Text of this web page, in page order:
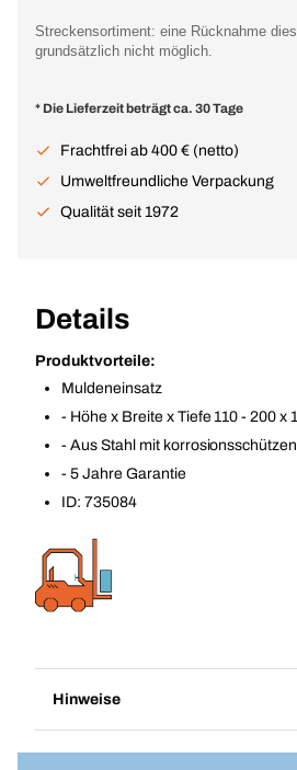
Streckensortiment: eine Rücknahme
grundsätzlich nicht möglich.
* Die Lieferzeit beträgt ca. 30 Tage
Frachtfrei ab 400 € (netto)
Umweltfreundliche Verpackung
Qualität seit 1972
Details
Produktvorteile:
Muldeneinsatz
- Höhe x Breite x Tiefe 110 - 200 x
- Aus Stahl mit
- 5 Jahre Garantie
ID: 735084
Hinweise